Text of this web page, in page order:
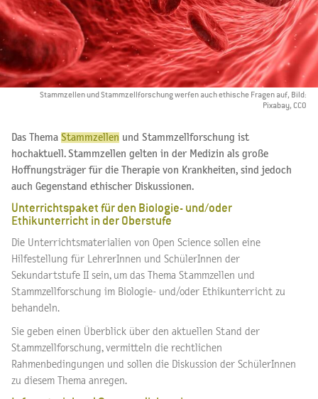
Stammzellen und Stammzellforschung werfen auch ethische Fragen auf, Bild:
Pixabay, CCO
Das Thema Stammzellen und Stammzellforschung ist
hochaktuell. Stammzellen gelten in der Medizin als große
Hoffnungsträger für die Therapie von Krankheiten, sind jedoch
auch Gegenstand ethischer Diskussionen.
Unterrichtspaket für den Biologie- und/oder
Ethikunterricht in der Oberstufe
Die Unterrichtsmaterialien von Open Science sollen eine
Hilfestellung für LehrerInnen und SchülerInnen der
Sekundartstufe II sein, um das Thema Stammzellen und
Stammzellforschung im Biologie- und/oder Ethikunterricht zu
behandeln.
Sie geben einen Überblick über den aktuellen Stand der
Stammzellforschung, vermitteln die rechtlichen
Rahmenbedingungen und sollen die Diskussion der SchülerInnen
zu diesem Thema anregen.